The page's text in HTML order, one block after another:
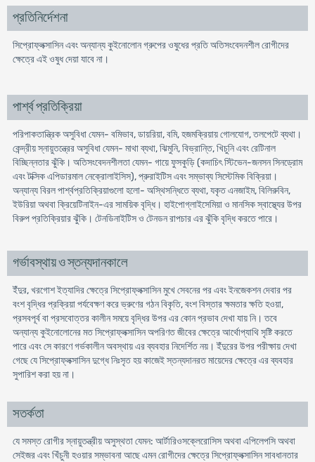
প্রতিনির্দেশনা
সিপ্রোফ্লক্সাসিন এবং অন্যান্য কুইনোলোন গ্রুপের ওষুধের প্রতি অতিসংবেদনশীল রোগীদের
ক্ষেত্রে এই ওষুধ দেয়া যাবে না।
পার্শ্ব প্রতিক্রিয়া
পরিপাকতান্ত্রিক অসুবিধা যেমন- বমিভাব, ডায়রিয়া, বমি, হজমক্রিয়ায় গোলযোগ, তলপেটে ব্যথা।
কেন্দ্রীয় স্নায়ুতন্ত্রের অসুবিধা যেমন- মাথা ব্যথা, ঝিমুনি, বিভ্রান্তি, খিচুনি এবং রেটিনাল
বিচ্ছিন্নতার ঝুঁকি। অতিসংবেদনশীলতা যেমন- গায়ে ফুসকুড়ি (কদাচিৎ স্টিভেন-জনসন সিনড্রোম
এবং টক্সিক এপিডারমাল নেক্রোলাইসিস), প্রুরাইটিস এবং সম্ভাব্য সিস্টেমিক বিক্রিয়া।
অন্যান্য বিরল পার্শ্বপ্রতিক্রিয়াগুলো হলো- অস্থিসন্ধিতে ব্যথা, যকৃত এনজাইম, বিলিরুবিন,
ইউরিয়া অথবা ক্রিয়েটিনাইন-এর সাময়িক বৃদ্ধি। হাইপোগ্লাইসেমিয়া ও মানসিক স্বাস্থ্যের উপর
বিরুপ প্রতিক্রিয়ার ঝুঁকি। টেনডিনাইটিস ও টেনডন রাপচার এর ঝুঁকি বৃদ্ধি করতে পারে।
গর্ভাবস্থায় ও স্তন্যদানকালে
ইঁদুর, খরগোশ ইত্যাদির ক্ষেত্রে সিপ্রোফ্লক্সাসিন মুখে সেবনের পর এবং ইনজেকশন দেবার পর
বংশ বৃদ্ধির প্রক্রিয়া পর্যবেক্ষণ করে ভ্রুণের গঠন বিকৃতি, বংশ বিস্তার ক্ষমতার ক্ষতি হওয়া,
প্রসবপূর্ব বা প্রসবোত্তর কালীন সময়ে বৃদ্ধির উপর এর কোন প্রভাব দেখা যায় নি। তবে
অন্যান্য কুইনোলোনের মত সিপ্রোফ্লক্সাসিন অপরিণত জীবের ক্ষেত্রে আর্থোপ্যাথি সৃষ্টি করতে
পারে এবং সে কারণে গর্ভকালীন অবস্থায় এর ব্যবহার নিদের্শিত নয়। ইঁদুরের উপর পরীক্ষায় দেখা
গেছে যে সিপ্রোফ্লক্সাসিন দুগ্ধে নিঃসৃত হয় কাজেই স্তন্যদানরত মায়েদের ক্ষেত্রে এর ব্যবহার
সুপারিশ করা হয় না।
সতর্কতা
যে সমস্ত রোগীর স্নায়ুতন্ত্রীয় অসুস্থতা যেমন: আর্টারিওসক্লেরোসিস অথবা এপিলেপসি অথবা
সেইজর এবং খিঁচুনী হওয়ার সম্ভাবনা আছে এমন রোগীদের ক্ষেত্রে সিপ্রোফ্লক্সাসিন সাবধানতার